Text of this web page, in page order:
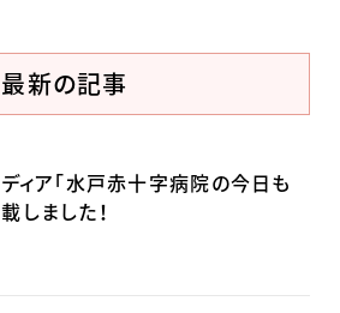
最新の記事
ィア「水戸赤十字病院の今日も
しました！